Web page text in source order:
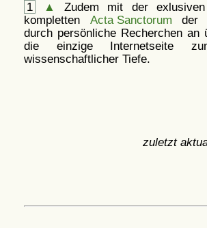
1 ▲
Zudem mit der
kompletten Acta Sanctorum der
durch persönliche Recherchen an
die einzige Internetseite
wissenschaftlicher Tiefe.
zuletzt